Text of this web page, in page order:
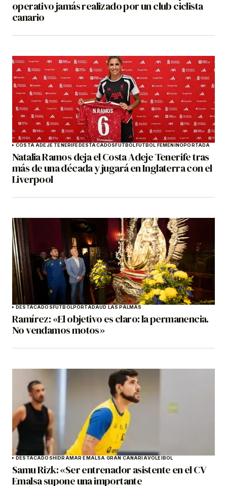
operativo jamás realizado por un club ciclista
canario
COSTA ADEJE TENERIFEDESTACADOSFÚTBOLFÚTBOL FEMENINOPORTADA
Natalia Ramos deja el Costa Adeje Tenerife tras
más de una década y jugará en Inglaterra con el
Liverpool
DESTACADOSFÚTBOLPORTADAUD LAS PALMAS
Ramírez: «El objetivo es claro: la permanencia.
No vendamos motos»
DESTACADOSHIDRAMAR EMALSA GRAN CANARIAVOLEIBOL
Samu Rizk: «Ser entrenador asistente en el CV
Emalsa supone una importante